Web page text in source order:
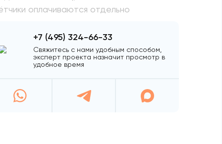
оплачиваются отдельно
+7 (495) 324-66-33
Свяжитесь с нами удобным способом,
эксперт проекта назначит просмотр в
удобное время